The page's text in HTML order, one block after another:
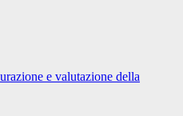
e valutazione della